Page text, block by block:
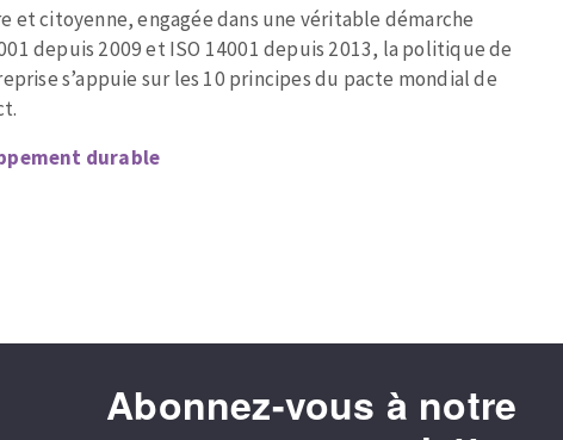
Afiadores de broca
et citoyenne, engagée dans une véritable démarche
depuis 2009 et ISO 14001 depuis 2013, la politique de
s’appuie sur les 10 principes du pacte mondial de
durable
Abonnez-vous à notre